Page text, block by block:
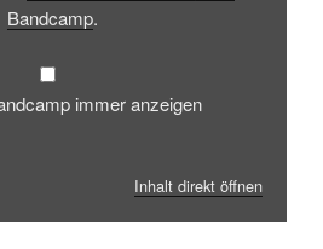
Bandcamp.
immer anzeigen
Inhalt direkt öffnen